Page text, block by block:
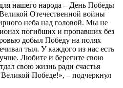
нашего народа – День Победы
Отечественной войны
неба над головой. Мы не
погибших и пропавших без
добыл Победу на полях
тыл. У каждого из нас есть
Любите и берегите свою
свою жизнь ради счастья
Победе!», – подчеркнул